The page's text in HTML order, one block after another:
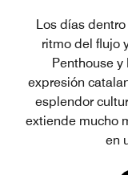
Los días
ritmo del flujo
Penthouse y
expresión
esplendor
extiende mucho
en